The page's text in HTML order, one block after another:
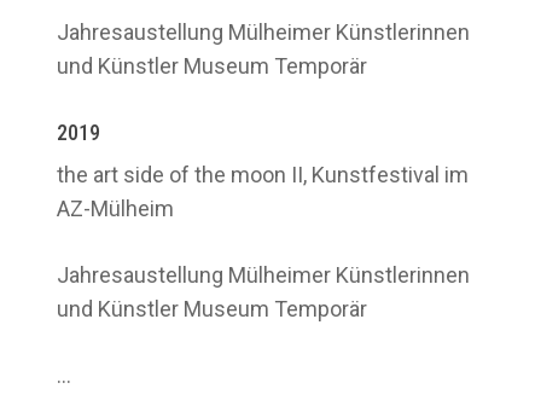
Jahresaustellung Mülheimer Künstlerinnen
und Künstler Museum Temporär
2019
the art side of the moon II, Kunstfestival im
AZ-Mülheim
Jahresaustellung Mülheimer Künstlerinnen
und Künstler Museum Temporär
…